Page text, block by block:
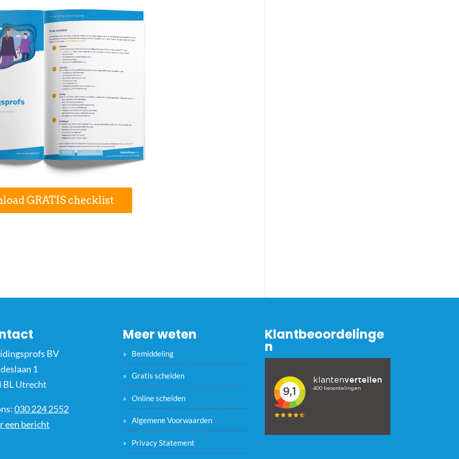
GRATIS checklist
BV
1
BL Utrecht
030 224 2552
een bericht
Meer weten
Bemiddeling
Gratis scheiden
Online scheiden
Algemene Voorwaarden
Privacy Statement
Klantbeoordelinge
n